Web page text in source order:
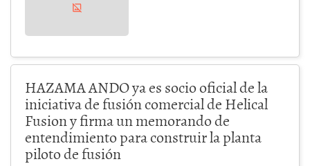
HAZAMA ANDO ya es socio oficial de la
iniciativa de fusión comercial de Helical
Fusion y firma un memorando de
entendimiento para construir la planta
piloto de fusión